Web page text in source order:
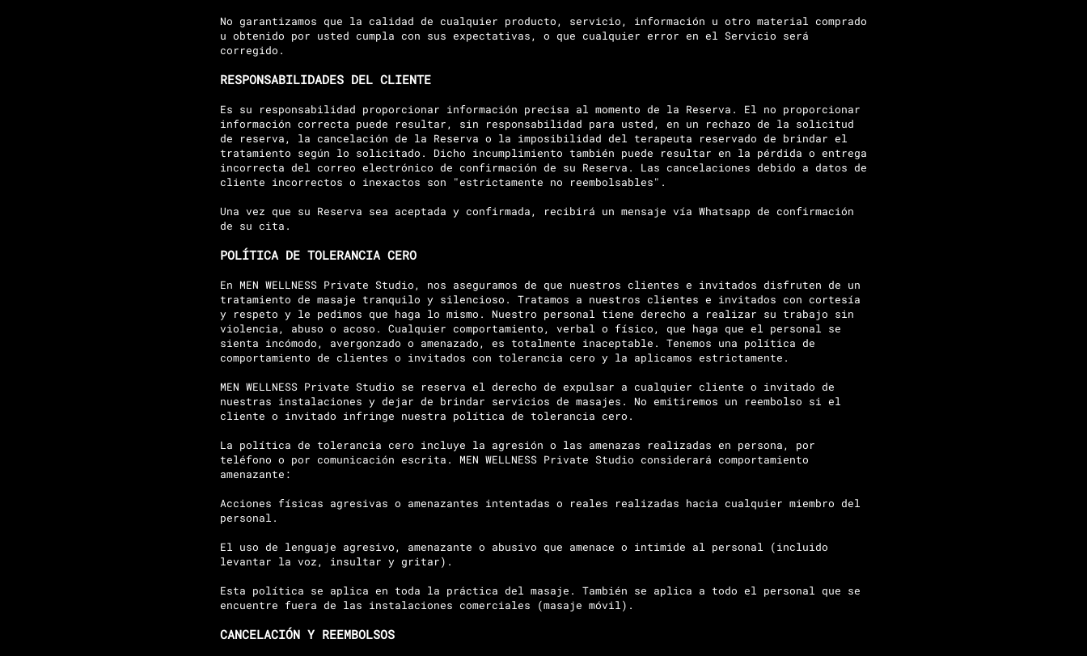
No garantizamos que la calidad de cualquier producto, servicio, información u otro material comprado
u obtenido por usted cumpla con sus expectativas, o que cualquier error en el Servicio será
corregido.
RESPONSABILIDADES DEL CLIENTE
Es su responsabilidad proporcionar información precisa al momento de la Reserva. El no proporcionar
información correcta puede resultar, sin responsabilidad para usted, en un rechazo de la solicitud
de reserva, la cancelación de la Reserva o la imposibilidad del terapeuta reservado de brindar el
tratamiento según lo solicitado. Dicho incumplimiento también puede resultar en la pérdida o entrega
incorrecta del correo electrónico de confirmación de su Reserva. Las cancelaciones debido a datos de
cliente incorrectos o inexactos son "estrictamente no reembolsables".
Una vez que su Reserva sea aceptada y confirmada, recibirá un mensaje vía Whatsapp de confirmación
de su cita.
POLÍTICA DE TOLERANCIA CERO
En MEN WELLNESS Private Studio, nos aseguramos de que nuestros clientes e invitados disfruten de un
tratamiento de masaje tranquilo y silencioso. Tratamos a nuestros clientes e invitados con cortesía
y respeto y le pedimos que haga lo mismo. Nuestro personal tiene derecho a realizar su trabajo sin
violencia, abuso o acoso. Cualquier comportamiento, verbal o físico, que haga que el personal se
sienta incómodo, avergonzado o amenazado, es totalmente inaceptable. Tenemos una política de
comportamiento de clientes o invitados con tolerancia cero y la aplicamos estrictamente.
MEN WELLNESS Private Studio se reserva el derecho de expulsar a cualquier cliente o invitado de
nuestras instalaciones y dejar de brindar servicios de masajes. No emitiremos un reembolso si el
cliente o invitado infringe nuestra política de tolerancia cero.
La política de tolerancia cero incluye la agresión o las amenazas realizadas en persona, por
teléfono o por comunicación escrita. MEN WELLNESS Private Studio considerará comportamiento
amenazante:
Acciones físicas agresivas o amenazantes intentadas o reales realizadas hacia cualquier miembro del
personal.
El uso de lenguaje agresivo, amenazante o abusivo que amenace o intimide al personal (incluido
levantar la voz, insultar y gritar).
Esta política se aplica en toda la práctica del masaje. También se aplica a todo el personal que se
encuentre fuera de las instalaciones comerciales (masaje móvil).
CANCELACIÓN Y REEMBOLSOS